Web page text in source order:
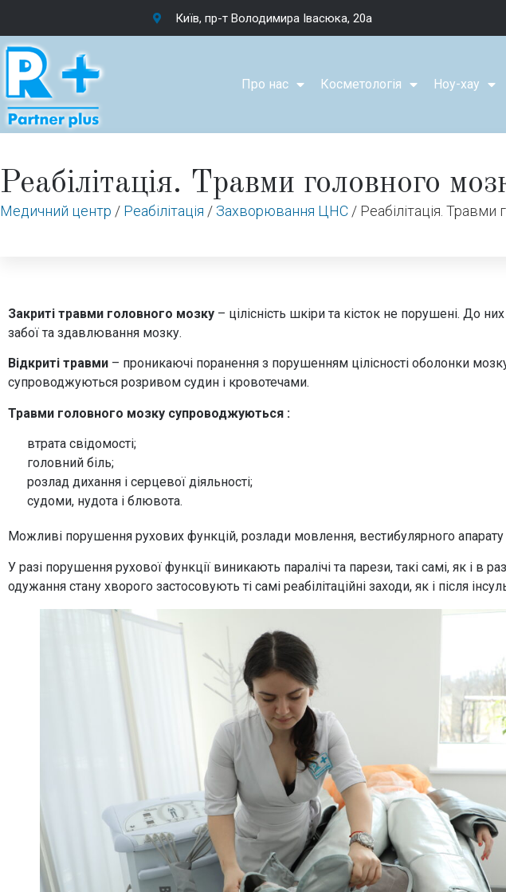
Київ, пр-т Володимира Івасюка, 20а
Про нас Косметологія Ноу-хау
Реабілітація. Травми головного
Медичний центр / Реабілітація / Захворювання ЦНС / Реабілітація.
Закриті травми головного мозку – цілісність шкіри та кісток не порушені. До
забої та здавлювання мозку.
Відкриті травми – проникаючі поранення з порушенням цілісності оболонки
супроводжуються розривом судин і кровотечами.
Травми головного мозку супроводжуються :
втрата свідомості;
головний біль;
розлад дихання і серцевої діяльності;
судоми, нудота і блювота.
Можливі порушення рухових функцій, розлади мовлення, вестибулярного
У разі порушення рухової функції виникають паралічі та парези, такі самі, як і в
одужання стану хворого застосовують ті самі реабілітаційні заходи, як і після